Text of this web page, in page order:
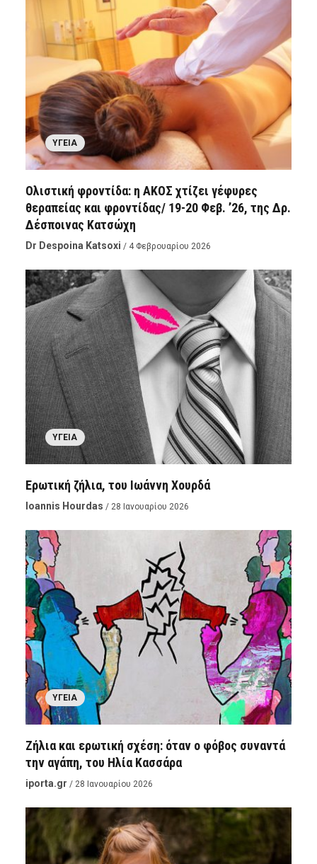
ΥΓΕΊΑ
Ολιστική φροντίδα: η ΑΚΟΣ χτίζει γέφυρες
θεραπείας και φροντίδας/ 19-20 Φεβ. ’26, της Δρ.
Δέσποινας Κατσώχη
Dr Despoina Katsoxi / 4 Φεβρουαρίου 2026
ΥΓΕΊΑ
Ερωτική ζήλια, του Ιωάννη Χουρδά
Ioannis Hourdas / 28 Ιανουαρίου 2026
ΥΓΕΊΑ
Ζήλια και ερωτική σχέση: όταν ο φόβος συναντά
την αγάπη, του Ηλία Κασσάρα
iporta.gr / 28 Ιανουαρίου 2026